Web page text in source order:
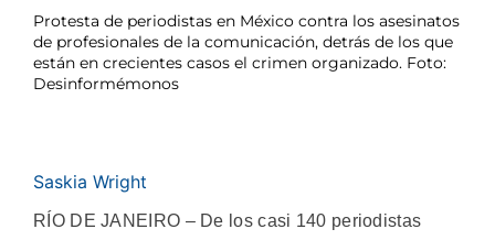
Protesta de periodistas en México contra los asesinatos
de profesionales de la comunicación, detrás de los que
están en crecientes casos el crimen organizado. Foto:
Desinformémonos
Saskia Wright
RÍO DE JANEIRO – De los casi 140 periodistas